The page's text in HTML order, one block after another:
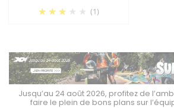
(1)
Jusqu’au 24 août 2026, profitez de
faire le plein de bons plans sur